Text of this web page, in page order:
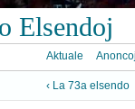
Elsendoj
Aktuale
‹ La 73a elsendo